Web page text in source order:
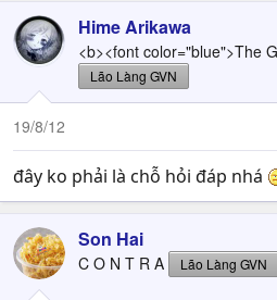
Hime Arikawa
<b><font color="blue">The
Lão Làng GVN
19/8/12
đây ko phải là chỗ hỏi đáp nhá
Son Hai
C O N T R A Lão Làng GVN